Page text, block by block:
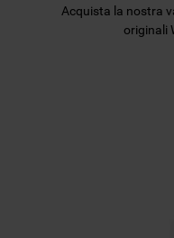
Acquista la nostra
originali